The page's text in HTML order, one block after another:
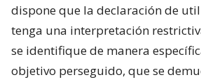
dispone que la declaración de
tenga una interpretación
se identifique de manera
objetivo perseguido, que se